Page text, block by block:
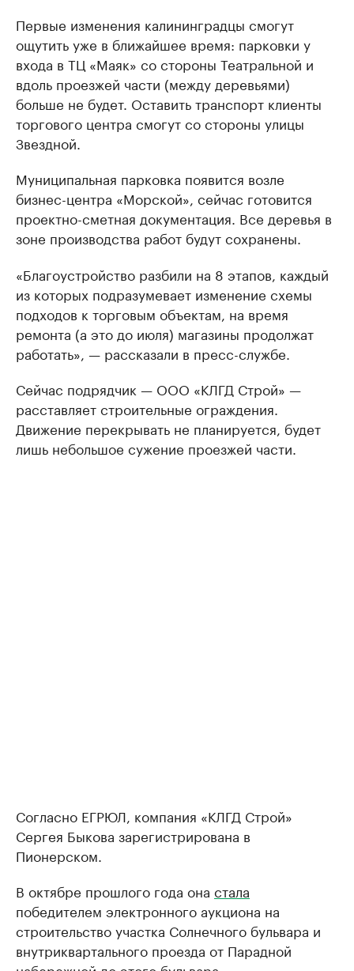
Первые изменения калининградцы смогут
ощутить уже в ближайшее время: парковки у
входа в ТЦ «Маяк» со стороны Театральной и
вдоль проезжей части (между деревьями)
больше не будет. Оставить транспорт клиенты
торгового центра смогут со стороны улицы
Звездной.
Муниципальная парковка появится возле
бизнес-центра «Морской», сейчас готовится
проектно-сметная документация. Все деревья в
зоне производства работ будут сохранены.
«Благоустройство разбили на 8 этапов, каждый
из которых подразумевает изменение схемы
подходов к торговым объектам, на время
ремонта (а это до июля) магазины продолжат
работать», — рассказали в пресс-службе.
Сейчас подрядчик — ООО «КЛГД Строй» —
расставляет строительные ограждения.
Движение перекрывать не планируется, будет
лишь небольшое сужение проезжей части.
Согласно ЕГРЮЛ, компания «КЛГД Строй»
Сергея Быкова зарегистрирована в
Пионерском.
В октябре прошлого года она стала
победителем электронного аукциона на
строительство участка Солнечного бульвара и
внутриквартального проезда от Парадной